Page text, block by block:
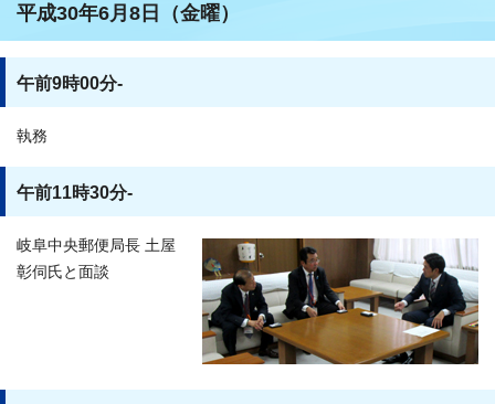
平成30年6月8日（金曜）
午前9時00分-
執務
午前11時30分-
岐阜中央郵便局長 土屋
彰伺氏と面談